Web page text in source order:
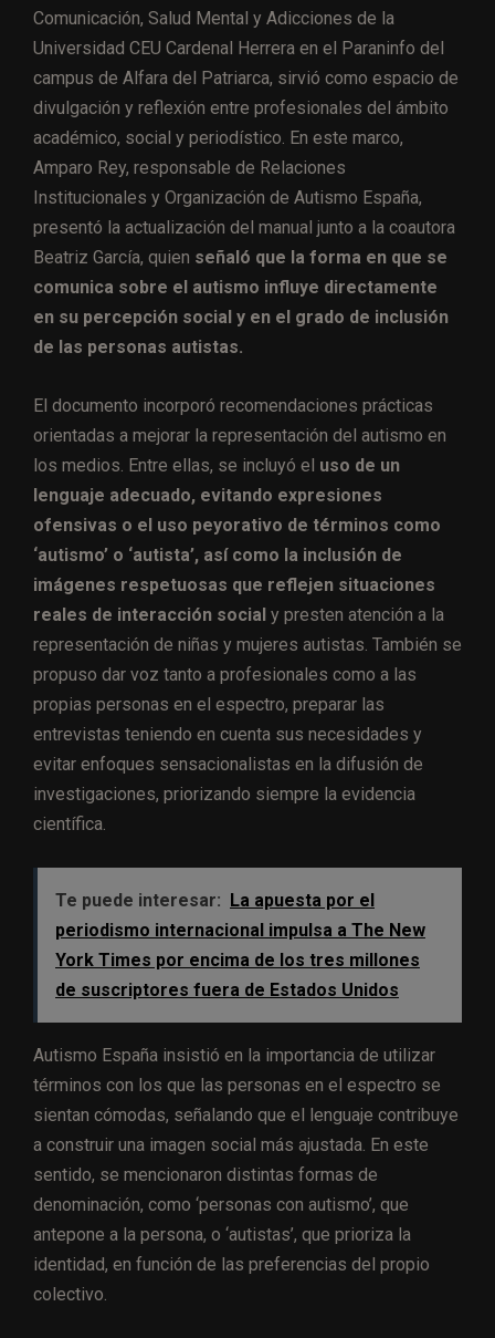
Comunicación, Salud Mental y Adicciones de la
Universidad CEU Cardenal Herrera en el Paraninfo del
campus de Alfara del Patriarca, sirvió como espacio de
divulgación y reflexión entre profesionales del ámbito
académico, social y periodístico. En este marco,
Amparo Rey, responsable de Relaciones
Institucionales y Organización de Autismo España,
presentó la actualización del manual junto a la coautora
Beatriz García, quien señaló que la forma en que se
comunica sobre el autismo influye directamente
en su percepción social y en el grado de inclusión
de las personas autistas.
El documento incorporó recomendaciones prácticas
orientadas a mejorar la representación del autismo en
los medios. Entre ellas, se incluyó el uso de un
lenguaje adecuado, evitando expresiones
ofensivas o el uso peyorativo de términos como
‘autismo’ o ‘autista’, así como la inclusión de
imágenes respetuosas que reflejen situaciones
reales de interacción social y presten atención a la
representación de niñas y mujeres autistas. También se
propuso dar voz tanto a profesionales como a las
propias personas en el espectro, preparar las
entrevistas teniendo en cuenta sus necesidades y
evitar enfoques sensacionalistas en la difusión de
investigaciones, priorizando siempre la evidencia
científica.
Te puede interesar: La apuesta por el
periodismo internacional impulsa a The New
York Times por encima de los tres millones
de suscriptores fuera de Estados Unidos
Autismo España insistió en la importancia de utilizar
términos con los que las personas en el espectro se
sientan cómodas, señalando que el lenguaje contribuye
a construir una imagen social más ajustada. En este
sentido, se mencionaron distintas formas de
denominación, como ‘personas con autismo’, que
antepone a la persona, o ‘autistas’, que prioriza la
identidad, en función de las preferencias del propio
colectivo.